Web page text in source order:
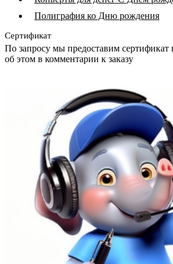
Полиграфия ко Дню рождения
Сертификат
По запросу мы предоставим
об этом в комментарии к заказу